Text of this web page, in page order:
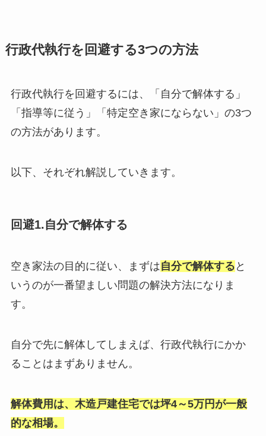
行政代執行を回避する3つの方法
行政代執行を回避するには、「自分で解体する」
「指導等に従う」「特定空き家にならない」の3つ
の方法があります。
以下、それぞれ解説していきます。
回避1.自分で解体する
空き家法の目的に従い、まずは自分で解体する と
いうのが一番望ましい問題の解決方法になりま
す。
自分で先に解体してしまえば、行政代執行にかか
ることはまずありません。
解体費用は、木造戸建住宅では坪4～5万円が一般
的な相場。